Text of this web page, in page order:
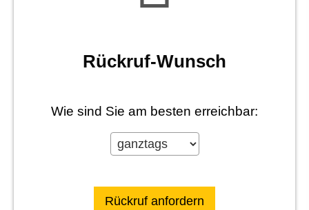
Rück­ruf-Wunsch
Wie sind Sie am besten erreichbar: